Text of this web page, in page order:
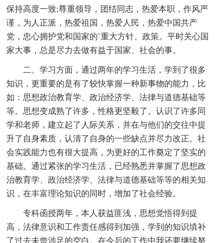
保持高度一致;尊重领导，团结同志，热爱本职，作风严
谨，为人正派，热爱祖国，热爱人民，热爱中国共产
党，忠心拥护党和国家的`重大方针、政策。平时关心国
家大事，总是尽力去做有益于国家、社会的事。
二、学习方面，通过两年的学习生活，学到了很多
知识，更重要的是有了较快掌握一种新事物的能力，比
如：思想政治教育学、政治经济学、法律与道德基础等
等。思想变成熟了许多，性格更坚毅了。认识了许多同
学和老师，建立起了人际关系，并在与他们的交往中提
升了自身素质，认清了自身的一些缺点并尽力改正。社
会实践能力也有很大提高，为更好的工作奠定了坚实的
基础。通过紧张的学习生活，已经熟悉并掌握了思想政
治教育学、政治经济学、法律与道德基础等等的相关知
识，在丰富理论知识的同时，增加了社会经验。
专科函授两年，本人获益匪浅，思想觉悟得到提
高，法律意识和工作责任感得到加强，学到的知识填补
了过去未曾涉足的空白。在今后的工作中我还要继续努